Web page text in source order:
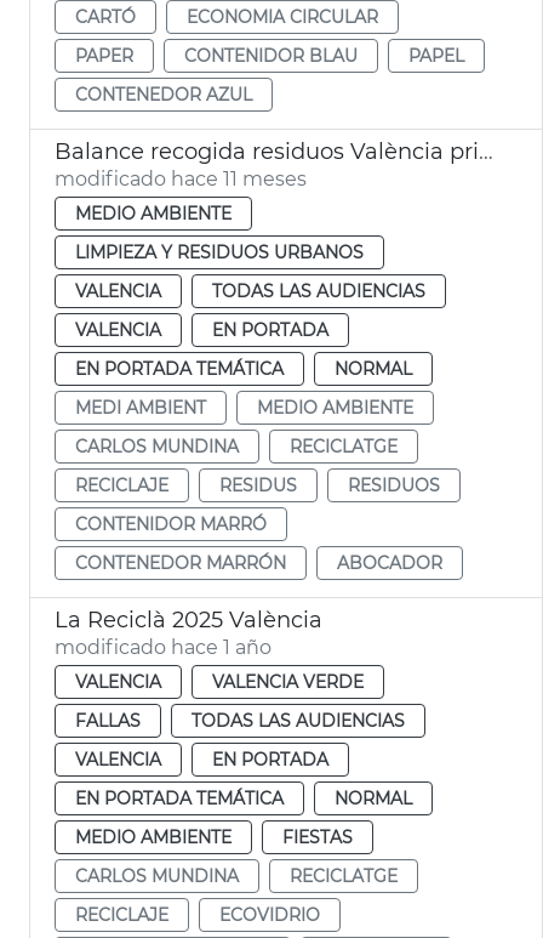
CARTÓ
ECONOMIA CIRCULAR
PAPER
CONTENIDOR BLAU
PAPEL
CONTENEDOR AZUL
Balance recogida residuos València primer semestre 2025
modificado hace 11 meses
MEDIO AMBIENTE
LIMPIEZA Y RESIDUOS URBANOS
VALENCIA
TODAS LAS AUDIENCIAS
VALENCIA
EN PORTADA
EN PORTADA TEMÁTICA
NORMAL
MEDI AMBIENT
MEDIO AMBIENTE
CARLOS MUNDINA
RECICLATGE
RECICLAJE
RESIDUS
RESIDUOS
CONTENIDOR MARRÓ
CONTENEDOR MARRÓN
ABOCADOR
La Reciclà 2025 València
modificado hace 1 año
VALENCIA
VALENCIA VERDE
FALLAS
TODAS LAS AUDIENCIAS
VALENCIA
EN PORTADA
EN PORTADA TEMÁTICA
NORMAL
MEDIO AMBIENTE
FIESTAS
CARLOS MUNDINA
RECICLATGE
RECICLAJE
ECOVIDRIO